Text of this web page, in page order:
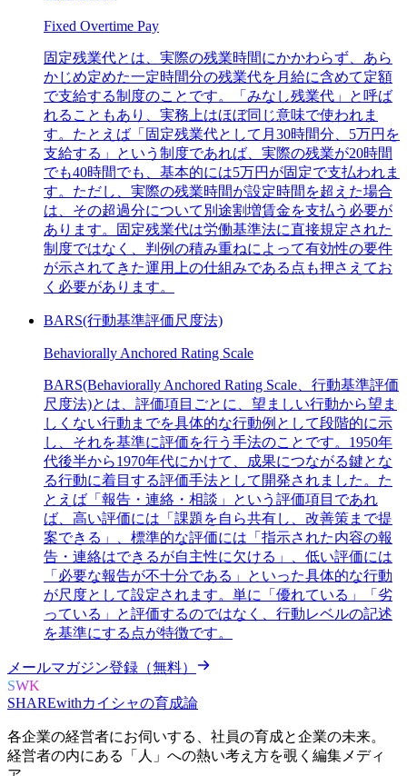
Fixed Overtime Pay
固定残業代とは、実際の残業時間にかかわらず、あら
かじめ定めた一定時間分の残業代を月給に含めて定額
で支給する制度のことです。「みなし残業代」と呼ば
れることもあり、実務上はほぼ同じ意味で使われま
す。たとえば「固定残業代として月30時間分、5万円を
支給する」という制度であれば、実際の残業が20時間
でも40時間でも、基本的には5万円が固定で支払われま
す。ただし、実際の残業時間が設定時間を超えた場合
は、その超過分について別途割増賃金を支払う必要が
あります。固定残業代は労働基準法に直接規定された
制度ではなく、判例の積み重ねによって有効性の要件
が示されてきた運用上の仕組みである点も押さえてお
く必要があります。
BARS(行動基準評価尺度法)
Behaviorally Anchored Rating Scale
BARS(Behaviorally Anchored Rating Scale、行動基準評価
尺度法)とは、評価項目ごとに、望ましい行動から望ま
しくない行動までを具体的な行動例として段階的に示
し、それを基準に評価を行う手法のことです。1950年
代後半から1970年代にかけて、成果につながる鍵とな
る行動に着目する評価手法として開発されました。た
とえば「報告・連絡・相談」という評価項目であれ
ば、高い評価には「課題を自ら共有し、改善策まで提
案できる」、標準的な評価には「指示された内容の報
告・連絡はできるが自主性に欠ける」、低い評価には
「必要な報告が不十分である」といった具体的な行動
が尺度として設定されます。単に「優れている」「劣
っている」と評価するのではなく、行動レベルの記述
を基準にする点が特徴です。
メールマガジン登録（無料）
SWK
SHAREwithカイシャの育成論
各企業の経営者にお伺いする、 社員の育成と企業の未来。
経営者の内にある
「人」への熱い考え方を覗く 編集メディ